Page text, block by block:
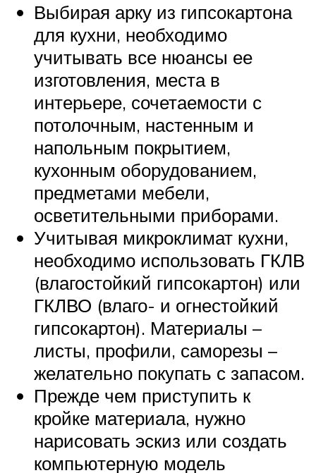
Выбирая арку из гипсокартона
для кухни, необходимо
учитывать все нюансы ее
изготовления, места в
интерьере, сочетаемости с
потолочным, настенным и
напольным покрытием,
кухонным оборудованием,
предметами мебели,
осветительными приборами.
Учитывая микроклимат кухни,
необходимо использовать ГКЛВ
(влагостойкий гипсокартон) или
ГКЛВО (влаго- и огнестойкий
гипсокартон). Материалы –
листы, профили, саморезы –
желательно покупать с запасом.
Прежде чем приступить к
кройке материала, нужно
нарисовать эскиз или создать
компьютерную модель